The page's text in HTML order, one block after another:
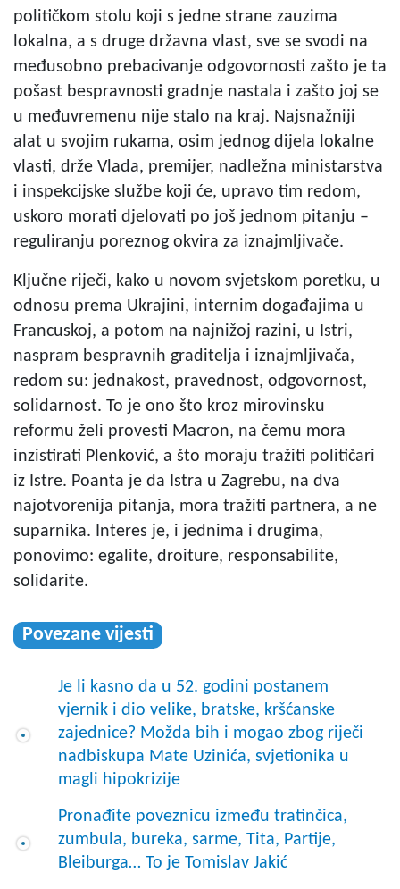
političkom stolu koji s jedne strane zauzima
lokalna, a s druge državna vlast, sve se svodi na
međusobno prebacivanje odgovornosti zašto je ta
pošast bespravnosti gradnje nastala i zašto joj se
u međuvremenu nije stalo na kraj. Najsnažniji
alat u svojim rukama, osim jednog dijela lokalne
vlasti, drže Vlada, premijer, nadležna ministarstva
i inspekcijske službe koji će, upravo tim redom,
uskoro morati djelovati po još jednom pitanju –
reguliranju poreznog okvira za iznajmljivače.
Ključne riječi, kako u novom svjetskom poretku, u
odnosu prema Ukrajini, internim događajima u
Francuskoj, a potom na najnižoj razini, u Istri,
naspram bespravnih graditelja i iznajmljivača,
redom su: jednakost, pravednost, odgovornost,
solidarnost. To je ono što kroz mirovinsku
reformu želi provesti Macron, na čemu mora
inzistirati Plenković, a što moraju tražiti političari
iz Istre. Poanta je da Istra u Zagrebu, na dva
najotvorenija pitanja, mora tražiti partnera, a ne
suparnika. Interes je, i jednima i drugima,
ponovimo: egalite, droiture, responsabilite,
solidarite.
Povezane vijesti
Je li kasno da u 52. godini postanem
vjernik i dio velike, bratske, kršćanske
zajednice? Možda bih i mogao zbog riječi
nadbiskupa Mate Uzinića, svjetionika u
magli hipokrizije
Pronađite poveznicu između tratinčica,
zumbula, bureka, sarme, Tita, Partije,
Bleiburga… To je Tomislav Jakić